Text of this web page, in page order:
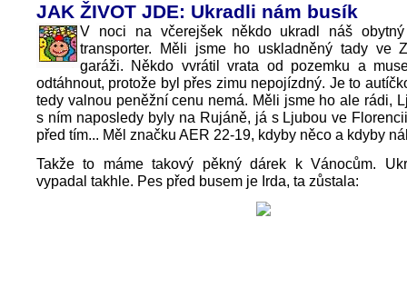
JAK ŽIVOT JDE: Ukradli nám busík
V noci na včerejšek někdo ukradl náš obytný
transporter. Měli jsme ho uskladněný tady ve
garáži. Někdo vvrátil vrata od pozemku a
odtáhnout, protože byl přes zimu nepojízdný. Je to
tedy valnou peněžní cenu nemá. Měli jsme ho ale rádi,
s ním naposledy byly na Rujáně, já s Ljubou ve
před tím... Měl značku AER 22-19, kdyby něco a kdyby
Takže to máme takový pěkný dárek k Vánocům.
vypadal takhle. Pes před busem je Irda, ta zůstala: